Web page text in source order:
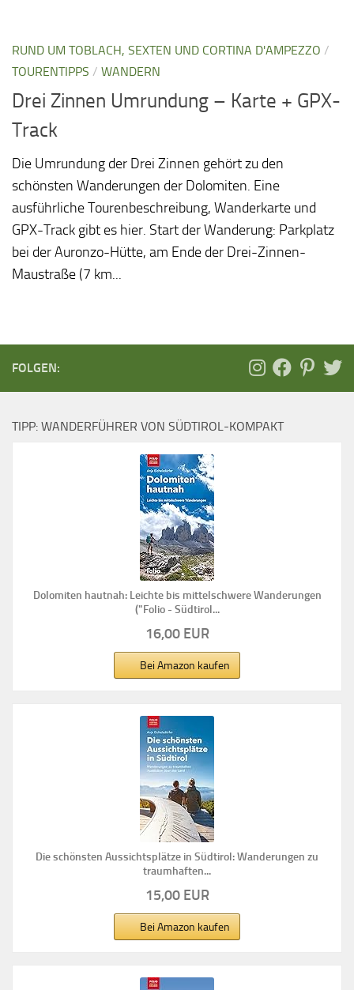
RUND UM TOBLACH, SEXTEN UND CORTINA D'AMPEZZO /
TOURENTIPPS / WANDERN
Drei Zinnen Umrundung – Karte + GPX-
Track
Die Umrundung der Drei Zinnen gehört zu den
schönsten Wanderungen der Dolomiten. Eine
ausführliche Tourenbeschreibung, Wanderkarte und
GPX-Track gibt es hier. Start der Wanderung: Parkplatz
bei der Auronzo-Hütte, am Ende der Drei-Zinnen-
Maustraße (7 km...
FOLGEN:
TIPP: WANDERFÜHRER VON SÜDTIROL-KOMPAKT
Dolomiten hautnah: Leichte bis mittelschwere Wanderungen
("Folio - Südtirol...
16,00 EUR
Bei Amazon kaufen
Die schönsten Aussichtsplätze in Südtirol: Wanderungen zu
traumhaften...
15,00 EUR
Bei Amazon kaufen